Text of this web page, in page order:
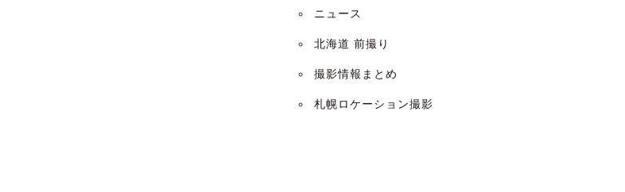
ニュース
北海道 前撮り
撮影情報まとめ
札幌ロケーション撮影